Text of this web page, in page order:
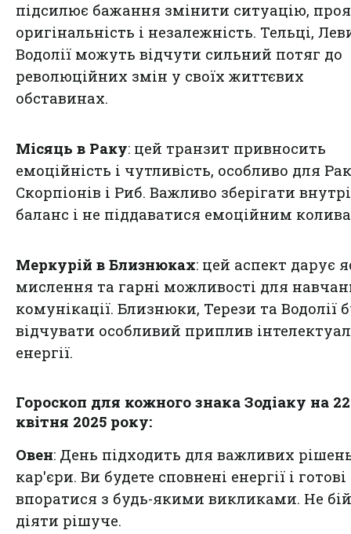
підсилює бажання змінити ситуацію,
оригінальність і незалежність. Тельці,
Водолії можуть відчути сильний потяг до
революційних змін у своїх життєвих
обставинах.
Місяць в Раку: цей транзит привносить
емоційність і чутливість, особливо для
Скорпіонів і Риб. Важливо зберігати
баланс і не піддаватися емоційним
Меркурій в Близнюках: цей аспект дарує
мислення та гарні можливості для
комунікації. Близнюки, Терези та Водолії
відчувати особливий приплив
енергії.
Гороскоп для кожного знака Зодіаку на 22
квітня 2025 року:
Овен: День підходить для важливих
кар'єри. Ви будете сповнені енергії і готові
впоратися з будь-якими викликами. Не
діяти рішуче.